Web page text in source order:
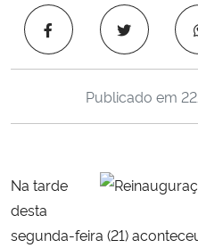
Ministério da Educação
Ministério da Cidadania
Ministério de Minas e Energia
Ministério da Ciência, Tecnologia,
Publicado em
Na tarde
desta
segunda-feira (21)